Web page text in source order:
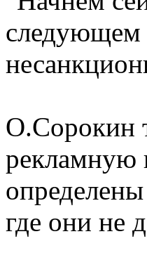
следующем
О.Сорокин
рекламную
где они не